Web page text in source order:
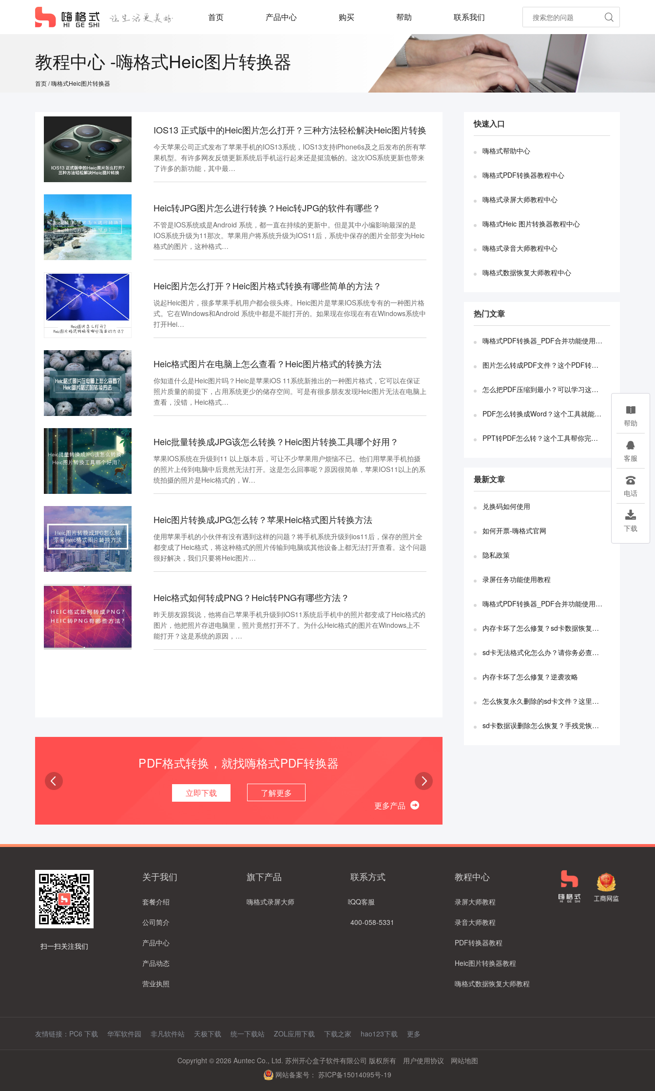
首页 产品中心 购买 帮助 联系我们 
教程中心 -嗨格式Heic图片转换器
首页/ 嗨格式Heic图片转换器
IOS13 正式版中的Heic图片怎么打开？三种方法轻松解决Heic图片转换
今天苹果公司正式发布了苹果手机的IOS13系统，IOS13支持iPhone6s及之后发布的所有苹
果机型。有许多网友反馈更新系统后手机运行起来还是挺流畅的。这次IOS系统更新也带来
了许多的新功能，其中最…
Heic转JPG图片怎么进行转换？Heic转JPG的软件有哪些？
不管是IOS系统或是Android 系统，都一直在持续的更新中。但是其中小编影响最深的是
IOS系统升级为11那次。苹果用户将系统升级为IOS11后，系统中保存的图片全部变为Heic
格式的图片，这种格式…
Heic图片怎么打开？Heic图片格式转换有哪些简单的方法？
说起Heic图片，很多苹果手机用户都会很头疼。Heic图片是苹果IOS系统专有的一种图片格
式。它在Windows和Android 系统中都是不能打开的。如果现在你现在有在Windows系统中
打开Hei…
Heic格式图片在电脑上怎么查看？Heic图片格式的转换方法
你知道什么是Heic图片吗？Heic是苹果iOS 11系统新推出的一种图片格式，它可以在保证
照片质量的前提下，占用系统更少的储存空间。可是有很多朋友发现Heic图片无法在电脑上
查看，没错，Heic格式…
Heic批量转换成JPG该怎么转换？Heic图片转换工具哪个好用？
苹果IOS系统在升级到11 以上版本后，可让不少苹果用户烦恼不已。他们用苹果手机拍摄
的照片上传到电脑中后竟然无法打开。这是怎么回事呢？原因很简单，苹果IOS11以上的系
统拍摄的照片是Heic格式的，W…
Heic图片转换成JPG怎么转？苹果Heic格式图片转换方法
使用苹果手机的小伙伴有没有遇到这样的问题？将手机系统升级到ios11后，保存的照片全
都变成了Heic格式，将这种格式的照片传输到电脑或其他设备上都无法打开查看。这个问题
很好解决，我们只要将Heic图片…
Heic格式如何转成PNG？Heic转PNG有哪些方法？
昨天朋友跟我说，他将自己苹果手机升级到IOS11系统后手机中的照片都变成了Heic格式的
图片，他把照片存进电脑里，照片竟然打开不了。为什么Heic格式的图片在Windows上不
能打开？这是系统的原因，…
快速入口
嗨格式帮助中心
嗨格式PDF转换器教程中心
嗨格式录屏大师教程中心
嗨格式Heic 图片转换器教程中心
嗨格式录音大师教程中心
嗨格式数据恢复大师教程中心
热门文章
嗨格式PDF转换器_PDF合并功能使用教程
图片怎么转成PDF文件？这个PDF转换器可以搞定！
怎么把PDF压缩到最小？可以学习这个PDF压缩方法！
PDF怎么转换成Word？这个工具就能轻松转换！
PPT转PDF怎么转？这个工具帮你完成PPT转PDF！
最新文章
兑换码如何使用
如何开票-嗨格式官网
隐私政策
录屏任务功能使用教程
嗨格式PDF转换器_PDF合并功能使用教程
内存卡坏了怎么修复？sd卡数据恢复教程
sd卡无法格式化怎么办？请你务必查看这个方法
内存卡坏了怎么修复？逆袭攻略
怎么恢复永久删除的sd卡文件？这里只讲干货
sd卡数据误删除怎么恢复？手残党恢复秘诀
PDF格式转换，就找嗨格式PDF转换器
立即下载 了解更多
更多产品
扫一扫关注我们
关于我们
套餐介绍
公司简介
产品中心
产品动态
营业执照
旗下产品
嗨格式录屏大师 嗨格式录音大师 嗨格式 PDF 转换器 嗨格式压缩大师
联系方式
QQ客服
400-058-5331
教程中心
录屏大师教程
录音大师教程
PDF转换器教程
Heic图片转换器教程
嗨格式数据恢复大师教程
友情链接： PC6 下载 华军软件园 非凡软件站 天极下载 统一下载站 ZOL应用下载 下载之家 hao123下载 更多
Copyright © 2026 Auntec Co., Ltd. 苏州开心盒子软件有限公司 版权所有 用户使用协议
网站地图
网站备案号： 苏ICP备15014095号-19

帮助

客服

电话

下载